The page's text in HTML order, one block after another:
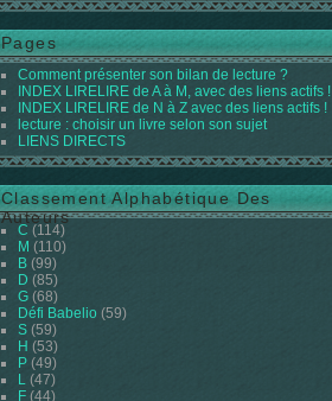
Pages
Comment présenter son bilan de lecture ?
INDEX LIRELIRE de A à M, avec des liens actifs !
INDEX LIRELIRE de N à Z avec des liens actifs !
lecture : choisir un livre selon son sujet
LIENS DIRECTS
Classement Alphabétique Des
Auteurs
C (114)
M (110)
B (99)
D (85)
G (68)
Défi Babelio (59)
S (59)
H (53)
P (49)
L (47)
F (44)